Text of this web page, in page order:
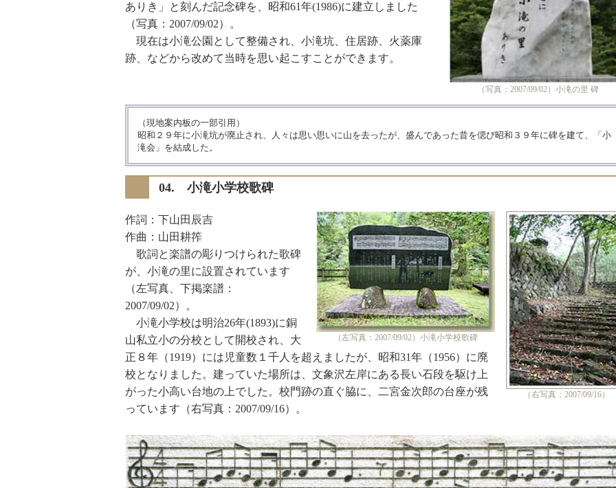
（写真：2007/09/02）小滝の里 碑
ありき」と刻んだ記念碑を、昭和61年(1986)に建立しました
（写真：2007/09/02）。
現在は小滝公園として整備され、小滝坑、住居跡、火薬庫
跡、などから改めて当時を思い起こすことができます。
（現地案内板の一部引用）
昭和２９年に小滝坑が廃止され、人々は思い思いに山を去ったが、盛んであった昔を偲び昭和３９年に碑を建て、「小
滝会」を結成した。
04. 小滝小学校歌碑
（右写真：2007/09/16）
（左写真：2007/09/02）小滝小学校歌碑
作詞：下山田辰吉
作曲：山田耕筰
歌詞と楽譜の彫りつけられた歌碑
が、小滝の里に設置されています
（左写真、下掲楽譜：
2007/09/02）。
小滝小学校は明治26年(1893)に銅
山私立小の分校として開校され、大
正８年（1919）には児童数１千人を超えましたが、昭和31年（1956）に廃
校となりました。建っていた場所は、文象沢左岸にある長い石段を駆け上
がった小高い台地の上でした。校門跡の直ぐ脇に、二宮金次郎の台座が残
っています（右写真：2007/09/16）。